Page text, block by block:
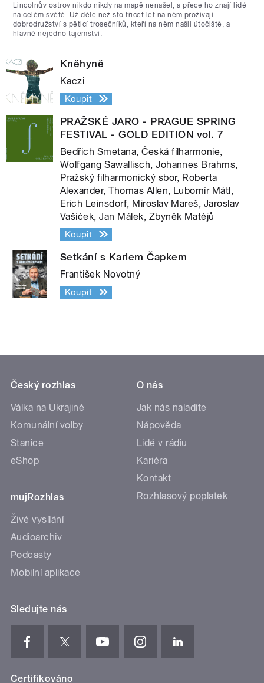
Lincolnův ostrov nikdo nikdy na mapě nenašel, a přece ho znají lidé
na celém světě. Už déle než sto třicet let na něm prožívají
dobrodružství s pěticí trosečníků, kteří na něm našli útočiště, a
hlavně nejedno tajemství.
Kněhyně
Kaczi
Koupit
PRAŽSKÉ JARO - PRAGUE SPRING
FESTIVAL - GOLD EDITION vol. 7
Bedřich Smetana, Česká filharmonie,
Wolfgang Sawallisch, Johannes Brahms,
Pražský filharmonický sbor, Roberta
Alexander, Thomas Allen, Lubomír Mátl,
Erich Leinsdorf, Miroslav Mareš, Jaroslav
Vašíček, Jan Málek, Zbyněk Matějů
Koupit
Setkání s Karlem Čapkem
František Novotný
Koupit
Český rozhlas
Válka na Ukrajině
Komunální volby
Stanice
eShop
mujRozhlas
Živé vysílání
Audioarchiv
Podcasty
Mobilní aplikace
O nás
Jak nás naladíte
Nápověda
Lidé v rádiu
Kariéra
Kontakt
Rozhlasový poplatek
Sledujte nás
Certifikováno